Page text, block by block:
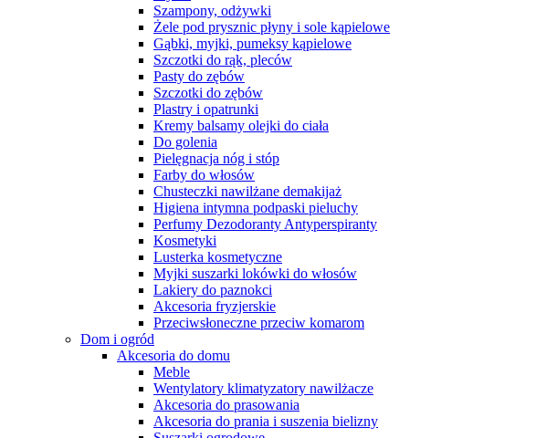
Szampony, odżywki
Żele pod prysznic płyny i sole kąpielowe
Gąbki, myjki, pumeksy kąpielowe
Szczotki do rąk, pleców
Pasty do zębów
Szczotki do zębów
Plastry i opatrunki
Kremy balsamy olejki do ciała
Do golenia
Pielęgnacja nóg i stóp
Farby do włosów
Chusteczki nawilżane demakijaż
Higiena intymna podpaski pieluchy
Perfumy Dezodoranty Antyperspiranty
Kosmetyki
Lusterka kosmetyczne
Myjki suszarki lokówki do włosów
Lakiery do paznokci
Akcesoria fryzjerskie
Przeciwsłoneczne przeciw komarom
Dom i ogród
Akcesoria do domu
Meble
Wentylatory klimatyzatory nawilżacze
Akcesoria do prasowania
Akcesoria do prania i suszenia bielizny